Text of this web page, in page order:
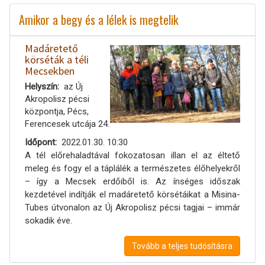
Amikor a begy és a lélek is megtelik
Madáretető
körséták a téli
Mecsekben
Helyszín
az Új
Akropolisz pécsi
központja, Pécs,
Ferencesek utcája 24.
Időpont
2022.01.30. 10:30
A tél előrehaladtával fokozatosan illan el az éltető
meleg és fogy el a táplálék a természetes élőhelyekről
– így a Mecsek erdőiből is. Az ínséges időszak
kezdetével indítják el madáretető körsétáikat a Misina-
Tubes útvonalon az Új Akropolisz pécsi tagjai – immár
sokadik éve.
Tovább a teljes tudósításra